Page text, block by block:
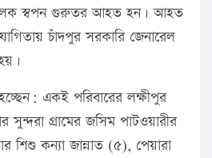
স্বপন গুরুতর আহত হন। আহত
চাঁদপুর সরকারি জেনারেল
একই পরিবারের লক্ষীপুর
সুন্দরা গ্রামের জসিম পাটওয়ারীর
শিশু কন্যা জান্নাত (৫), পেয়ারা